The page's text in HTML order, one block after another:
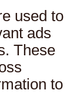
used to
ads
These
to